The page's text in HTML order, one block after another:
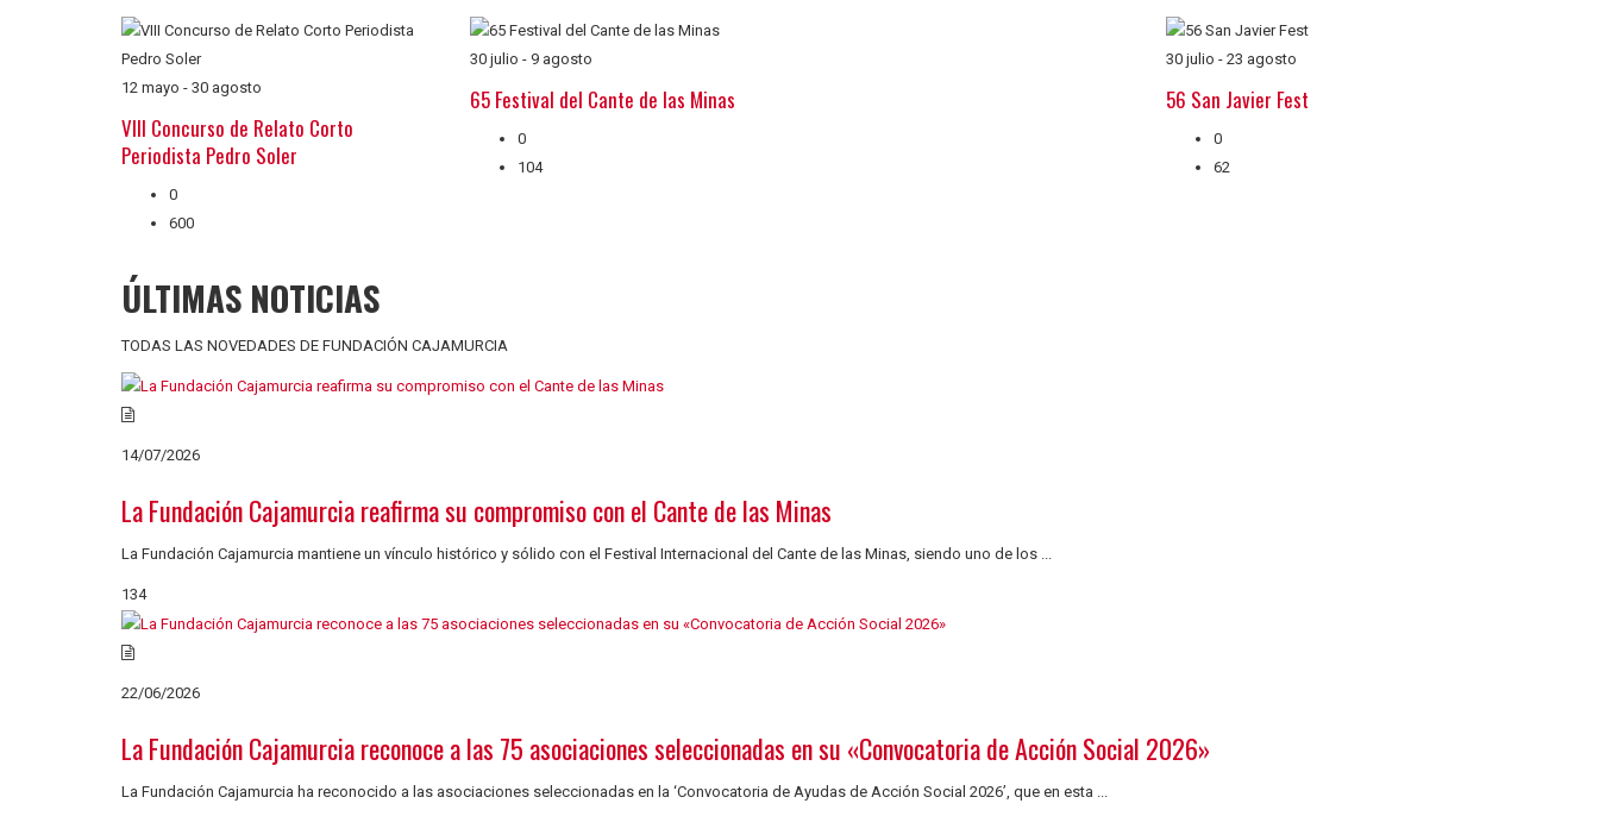
12 mayo - 30 agosto
VIII Concurso de Relato Corto
Periodista Pedro Soler
0
600
30 julio - 9 agosto
65 Festival del Cante de las Minas
0
104
30 julio - 23 agosto
56 San Javier Fest
0
62
ÚLTIMAS NOTICIAS
TODAS LAS NOVEDADES DE FUNDACIÓN CAJAMURCIA
14/07/2026
La Fundación Cajamurcia reafirma su compromiso con el Cante de las Minas
La Fundación Cajamurcia mantiene un vínculo histórico y sólido con el Festival Internacional del Cante de las Minas, siendo uno de los ...
134
22/06/2026
La Fundación Cajamurcia reconoce a las 75 asociaciones seleccionadas en su «Convocatoria de Acción Social 2026»
La Fundación Cajamurcia ha reconocido a las asociaciones seleccionadas en la ‘Convocatoria de Ayudas de Acción Social 2026’, que en esta ...